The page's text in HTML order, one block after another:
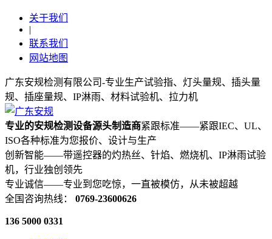
关于我们
|
联系我们
网站地图
广东安规检测有限公司-专业生产试验指、灯头量规、插头量
规、插座量规、IP淋雨、材料试验机、拉力机
专业的安规检测设备源头制造商紧跟标准——紧跟IEC、UL、
ISO各种标准为您报价、设计与生产
创新智能——带遥控器的灼热丝、针焰、燃烧机、IP淋雨试验
机，行业独创领先
专业诚信——专业到您吃惊，一直被模仿，从未被超越
全国咨询热线： 0769-23600626
136 5000 0331